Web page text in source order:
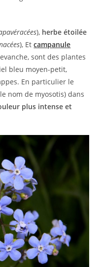
), herbe étoilée
), Etcampanule
sont des plantes
bleu moyen-petit,
En particulier le
nom de myosotis) dans
plus intense et